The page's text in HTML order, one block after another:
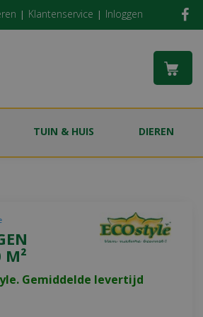
Klantenservice Inloggen
TUIN & HUIS DIEREN
M²
Gemiddelde levertijd